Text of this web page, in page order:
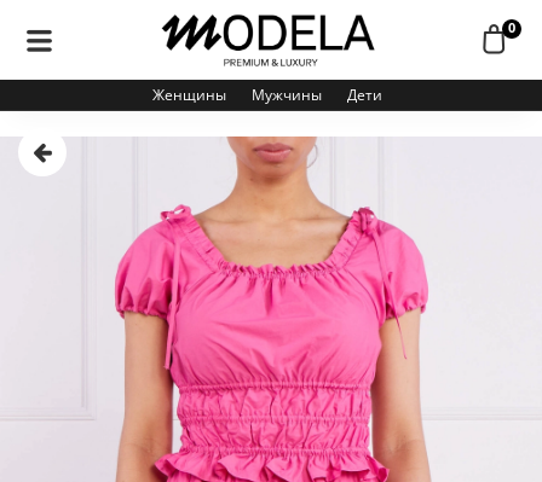
0
Женщины Мужчины Дети